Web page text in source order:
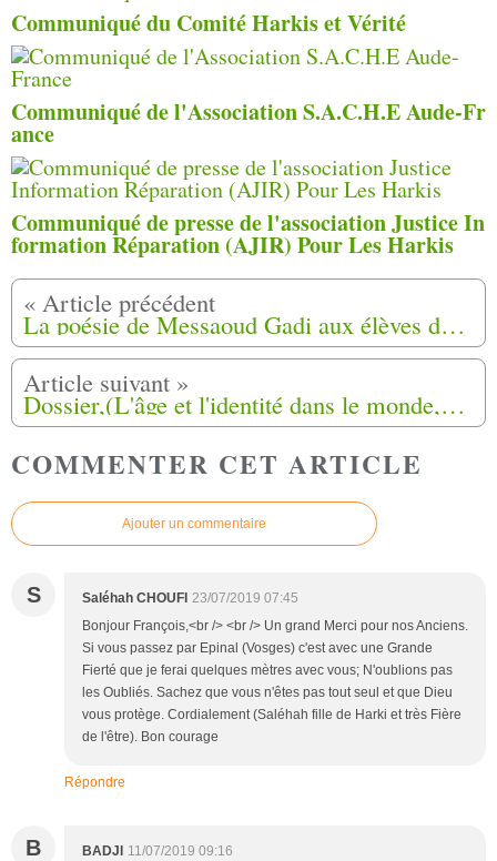
Communiqué du Comité Harkis et Vérité
Communiqué de l'Association S.A.C.H.E Aude-Fr
ance
Communiqué de presse de l'association Justice In
formation Réparation (AJIR) Pour Les Harkis
La poésie de Messaoud Gadi aux élèves de Saint-Jory (31)
Dossier,(L'âge et l'identité dans le monde,qui suis-je?-dont l'histoire des Harkis) Vidéo (11)
COMMENTER CET ARTICLE
Ajouter un commentaire
S Saléhah CHOUFI 23/07/2019 07:45
Bonjour François,<br /> <br /> Un grand Merci pour nos Anciens.
Si vous passez par Epinal (Vosges) c'est avec une Grande
Fierté que je ferai quelques mètres avec vous; N'oublions pas
les Oubliés. Sachez que vous n'êtes pas tout seul et que Dieu
vous protège. Cordialement (Saléhah fille de Harki et très Fière
de l'être). Bon courage
Répondre
B BADJI 11/07/2019 09:16